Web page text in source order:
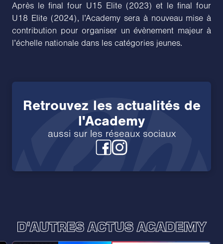
Après le final four U15 Elite (2023) et le final four
U18 Elite (2024), l’Academy sera à nouveau mise à
contribution pour organiser un évènement majeur à
l’échelle nationale dans les catégories jeunes.
Retrouvez les actualités de
l'Academy
aussi sur les réseaux sociaux
D'AUTRES ACTUS ACADEMY